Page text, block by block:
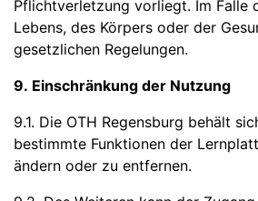
Pflichtverletzung vorliegt. Im Falle
Lebens, des Körpers oder der
gesetzlichen Regelungen.
9. Einschränkung der Nutzung
9.1. Die OTH Regensburg behält
bestimmte Funktionen der
ändern oder zu entfernen.